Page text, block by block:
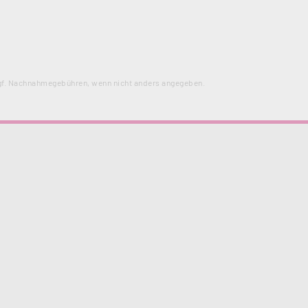
Nachnahmegebühren, wenn nicht anders angegeben.